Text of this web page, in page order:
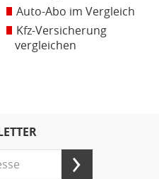
Auto-Abo im Vergleich
Kfz-Versicherung
vergleichen